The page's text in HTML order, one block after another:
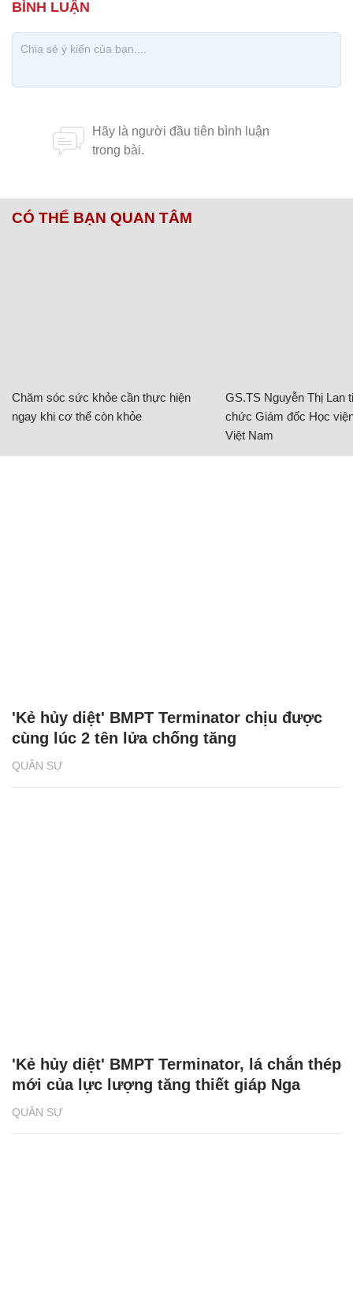
CÓ THỂ BẠN QUAN TÂM
Chăm sóc sức khỏe cần thực hiện
ngay khi cơ thể còn khỏe
GS.TS Nguyễn Thị Lan
chức Giám đốc Học
Việt Nam
QUÂN SỰ
'Kẻ hủy diệt' BMPT Terminator chịu được
cùng lúc 2 tên lửa chống tăng
QUÂN SỰ
'Kẻ hủy diệt' BMPT Terminator, lá chắn thép
mới của lực lượng tăng thiết giáp Nga